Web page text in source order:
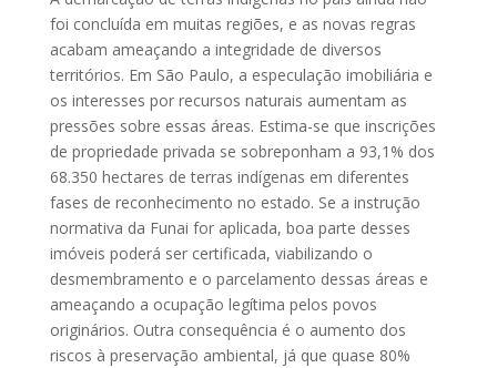
foi concluída em muitas regiões, e as novas regras
acabam ameaçando a integridade de diversos
territórios. Em São Paulo, a especulação imobiliária e
os interesses por recursos naturais aumentam as
pressões sobre essas áreas. Estima-se que inscrições
de propriedade privada se sobreponham a 93,1% dos
68.350 hectares de terras indígenas em diferentes
fases de reconhecimento no estado. Se a instrução
normativa da Funai for aplicada, boa parte desses
imóveis poderá ser certificada, viabilizando o
desmembramento e o parcelamento dessas áreas e
ameaçando a ocupação legítima pelos povos
originários. Outra consequência é o aumento dos
riscos à preservação ambiental, já que quase 80%